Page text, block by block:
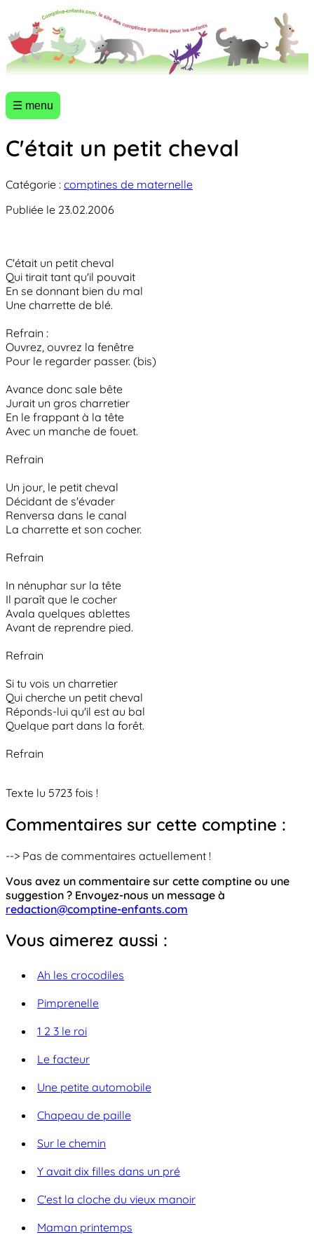
☰ menu
C'était un petit cheval
Catégorie : comptines de maternelle
Publiée le 23.02.2006
C'était un petit cheval
Qui tirait tant qu'il pouvait
En se donnant bien du mal
Une charrette de blé.
Refrain :
Ouvrez, ouvrez la fenêtre
Pour le regarder passer. (bis)
Avance donc sale bête
Jurait un gros charretier
En le frappant à la tête
Avec un manche de fouet.
Refrain
Un jour, le petit cheval
Décidant de s'évader
Renversa dans le canal
La charrette et son cocher.
Refrain
In nénuphar sur la tête
Il paraît que le cocher
Avala quelques ablettes
Avant de reprendre pied.
Refrain
Si tu vois un charretier
Qui cherche un petit cheval
Réponds-lui qu'il est au bal
Quelque part dans la forêt.
Refrain
Texte lu 5723 fois !
Commentaires sur cette comptine :
--> Pas de commentaires actuellement !
Vous avez un commentaire sur cette comptine ou une
suggestion ? Envoyez-nous un message à
redaction@comptine-enfants.com
Vous aimerez aussi :
Ah les crocodiles
Pimprenelle
1 2 3 le roi
Le facteur
Une petite automobile
Chapeau de paille
Sur le chemin
Y avait dix filles dans un pré
C'est la cloche du vieux manoir
Maman printemps